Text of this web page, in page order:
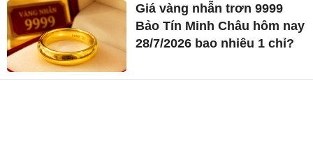
Giá vàng nhẫn trơn 9999
Bảo Tín Minh Châu hôm nay
28/7/2026 bao nhiêu 1 chỉ?